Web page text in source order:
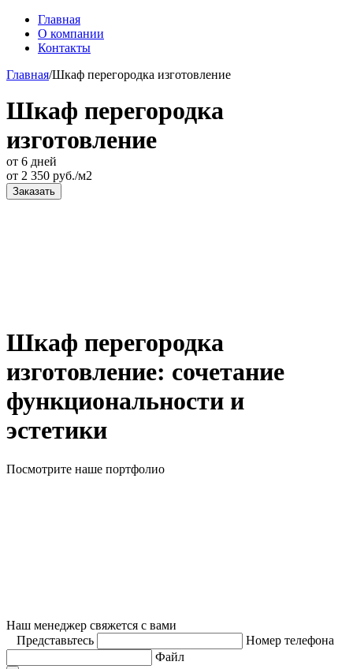
Главная
О компании
Контакты
Главная/Шкаф перегородка изготовление
Шкаф перегородка
изготовление
от 6 дней
от 2 350 руб./м2
Заказать
Шкаф перегородка
изготовление: сочетание
функциональности и
эстетики
Посмотрите наше портфолио
Наш менеджер свяжется с вами
Представьтесь
Номер телефона
Файл